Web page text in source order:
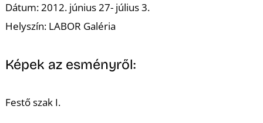
Dátum: 2012. június 27- július 3.
Helyszín: LABOR Galéria
Képek az esményről:
Festő szak I.